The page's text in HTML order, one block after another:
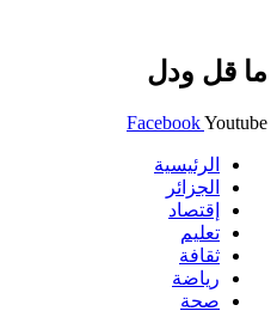
ما قل ودل
FacebookYoutube
الرئيسية
الجزائر
إقتصاد
تعليم
ثقافة
رياضة
صحة